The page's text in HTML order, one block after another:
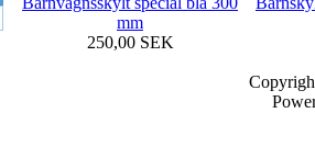
mm
250,00 SEK